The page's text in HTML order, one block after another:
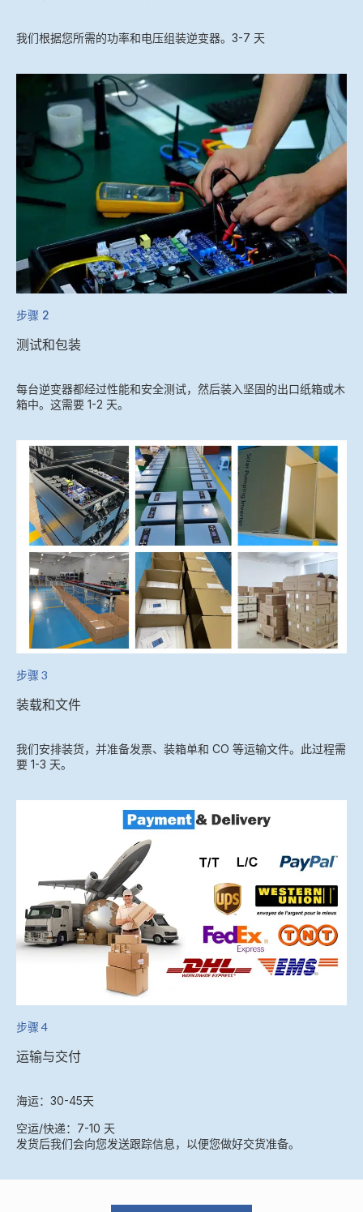
我们根据您所需的功率和电压组装逆变器。3-7 天
步骤 2
测试和包装
每台逆变器都经过性能和安全测试，然后装入坚固的出口纸箱或木
箱中。这需要 1-2 天。
步骤 3
装载和文件
我们安排装货，并准备发票、装箱单和 CO 等运输文件。此过程需
要 1-3 天。
步骤 4
运输与交付
海运：30-45天
空运/快递：7-10 天
发货后我们会向您发送跟踪信息，以便您做好交货准备。